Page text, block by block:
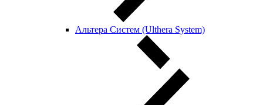
Альтера Систем (Ulthera System)